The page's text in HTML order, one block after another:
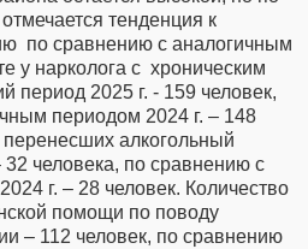
тенденция к
по сравнению с аналогичным
у нарколога с хроническим
период 2025 г. - 159 человек,
периодом 2024 г. – 148
алкогольный
32 человека, по сравнению с
г. – 28 человек. Количество
помощи по поводу
– 112 человек, по сравнению